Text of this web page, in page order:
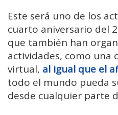
Este será uno de los
cuarto aniversario del
que también han
actividades, como una
virtual, al igual que el
todo el mundo pueda
desde cualquier parte